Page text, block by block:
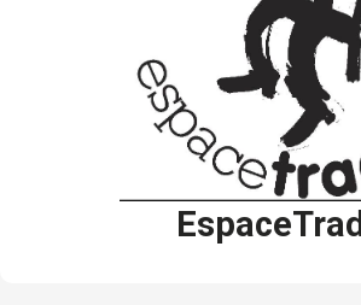
EspaceTrad